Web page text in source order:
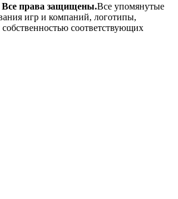
Все права защищены.Все упомянутые
игр и компаний, логотипы,
соответствующих